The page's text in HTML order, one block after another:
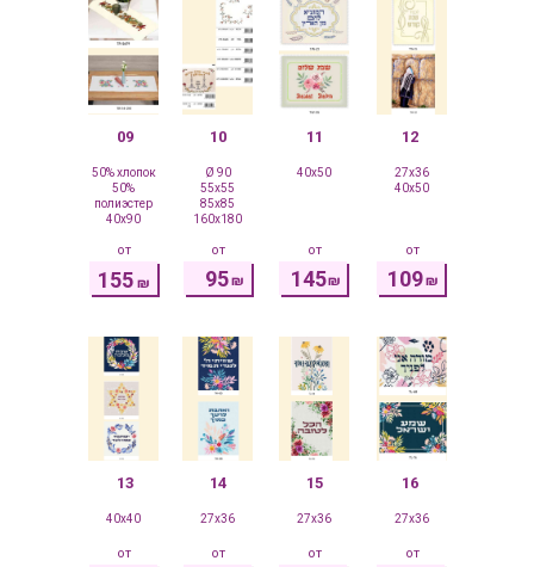
95₪ 145₪ 109₪
50% хлопок
50%
полиэстер
40x90
Ø 90
55x55
85x85
160x180
40x50
27x36
40x50
155 ₪
от от от от
10 11
09 12
40x40 27x36 27x36 27x36
от от от от
14 15
13 16